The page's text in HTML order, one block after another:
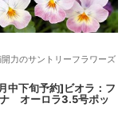
力のサントリーフラワーズ
中下旬予約]ビオラ：フ
ナ オーロラ3.5号ポッ